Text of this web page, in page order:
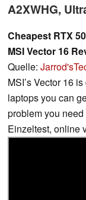
A2XWHG,
Cheapest RTX
MSI Vector 16
Quelle:
MSI’s Vector 16
laptops you can
problem you
Einzeltest, online